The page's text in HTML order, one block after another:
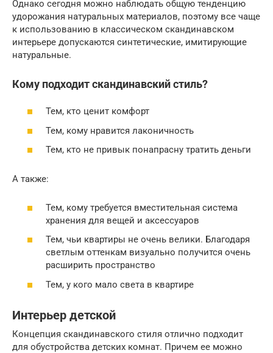
Однако сегодня можно наблюдать общую тенденцию
удорожания натуральных материалов, поэтому все чаще
к использованию в классическом скандинавском
интерьере допускаются синтетические, имитирующие
натуральные.
Кому подходит скандинавский стиль?
Тем, кто ценит комфорт
Тем, кому нравится лаконичность
Тем, кто не привык понапрасну тратить деньги
А также:
Тем, кому требуется вместительная система
хранения для вещей и аксессуаров
Тем, чьи квартиры не очень велики. Благодаря
светлым оттенкам визуально получится очень
расширить пространство
Тем, у кого мало света в квартире
Интерьер детской
Концепция скандинавского стиля отлично подходит
для обустройства детских комнат. Причем ее можно